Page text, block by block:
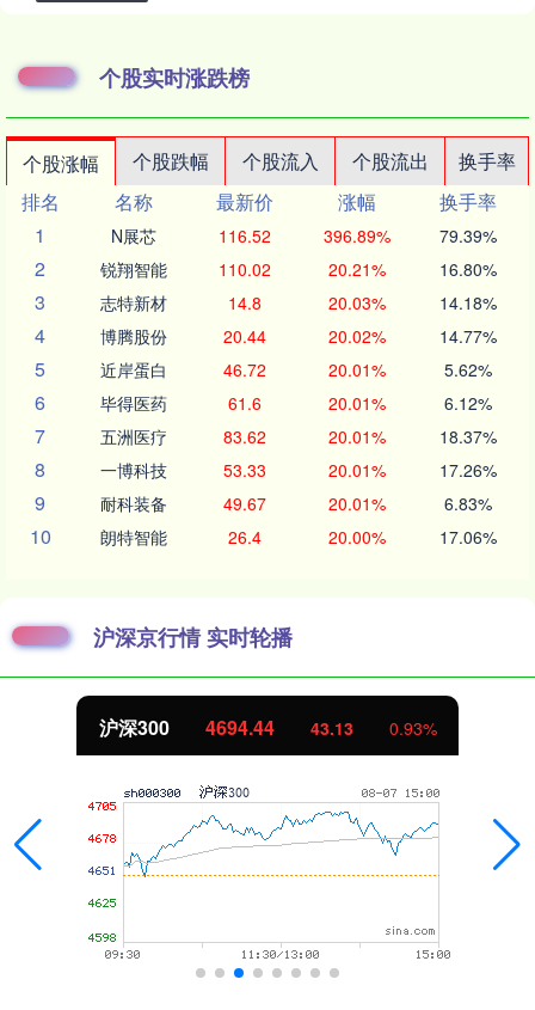
个股实时涨跌榜
个股涨幅 个股跌幅 个股流入 个股流出
换手率
排名
名称 最新价 涨幅
换手率
1
N展芯 116.52 396.89% 79.39%
2 锐翔智能 110.02 20.21% 16.80%
3 志特新材 14.8 20.03% 14.18%
4 博腾股份 20.44 20.02% 14.77%
5 近岸蛋白 46.72 20.01% 5.62%
6 毕得医药 61.6 20.01% 6.12%
7 五洲医疗 83.62 20.01% 18.37%
8 一博科技 53.33 20.01% 17.26%
9 耐科装备 49.67 20.01% 6.83%
10 朗特智能 26.4 20.00% 17.06%
沪深京行情 实时轮播
沪深300 4694.44 43.13 0.93%